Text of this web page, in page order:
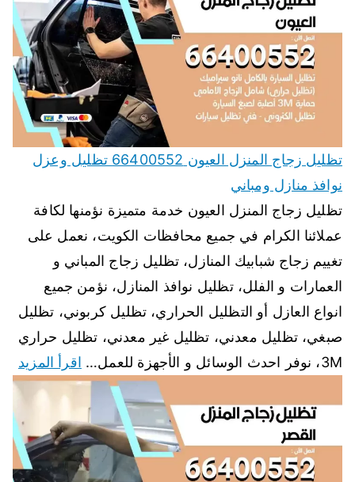
تظليل زجاج المنزل العيون 66400552 تظليل وعزل
نوافذ منازل ومباني
تظليل زجاج المنزل العيون خدمة متميزة نؤمنها لكافة
عملائنا الكرام في جميع محافظات الكويت، نعمل على
تغييم زجاج شبابيك المنازل، تظليل زجاج المباني و
العمارات و الفلل، تظليل نوافذ المنازل، نؤمن جميع
انواع العازل أو التظليل الحراري، تظليل كربوني، تظليل
صبغي، تظليل معدني، تظليل غير معدني، تظليل حراري
3M، نوفر احدث الوسائل و الأجهزة للعمل…
اقرأ المزيد